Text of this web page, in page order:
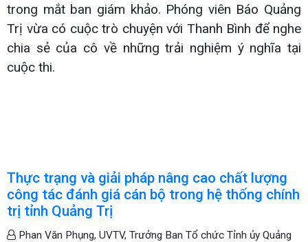
trong mắt ban giám khảo. Phóng viên Báo Quảng
Trị vừa có cuộc trò chuyện với Thanh Bình để nghe
chia sẻ của cô về những trải nghiệm ý nghĩa tại
cuộc thi.
Thực trạng và giải pháp nâng cao chất lượng
công tác đánh giá cán bộ trong hệ thống chính
trị tỉnh Quảng Trị
Phan Văn Phụng, UVTV, Trưởng Ban Tổ chức Tỉnh ủy Quảng